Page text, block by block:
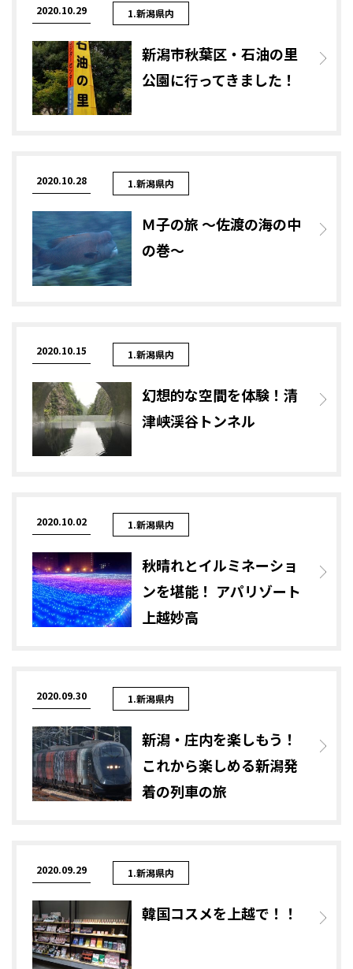
2020.10.29 1.新潟県内
新潟市秋葉区・石油の里
公園に行ってきました！
2020.10.28 1.新潟県内
Ｍ子の旅 ～佐渡の海の中
の巻～
2020.10.15 1.新潟県内
幻想的な空間を体験！清
津峡渓谷トンネル
2020.10.02 1.新潟県内
秋晴れとイルミネーショ
ンを堪能！ アパリゾート
上越妙高
2020.09.30 1.新潟県内
新潟・庄内を楽しもう！
これから楽しめる新潟発
着の列車の旅
2020.09.29 1.新潟県内
韓国コスメを上越で！！